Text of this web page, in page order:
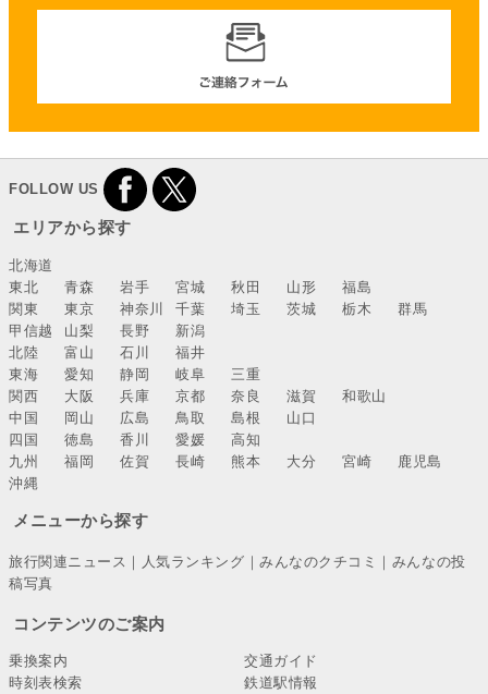
FOLLOW US
エリアから探す
北海道
東北
青森 岩手 宮城 秋田 山形
福島
関東
東京 神奈川 千葉 埼玉 茨城 栃木
群馬
甲信越
山梨 長野
新潟
北陸
富山 石川
福井
東海
愛知 静岡 岐阜
三重
関西
大阪 兵庫 京都 奈良 滋賀
和歌山
中国
岡山 広島 鳥取 島根
山口
四国
徳島 香川 愛媛
高知
九州
福岡 佐賀 長崎 熊本 大分 宮崎
鹿児島
沖縄
メニューから探す
旅行関連ニュース ｜ 人気ランキング ｜みんなのクチコミ ｜ みんなの投
稿写真
コンテンツのご案内
乗換案内
時刻表検索
交通ガイド
鉄道駅情報